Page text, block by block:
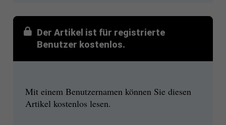
Der Artikel ist für registrierte
Benutzer kostenlos.
Mit einem Benutzernamen können Sie diesen
Artikel kostenlos lesen.